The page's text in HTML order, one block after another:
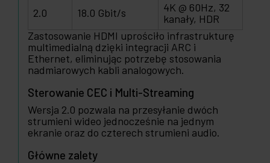
2.0 18.0 Gbit/s
4K @ 60Hz, 32
kanały, HDR
Zastosowanie HDMI uprościło infrastrukturę
multimedialną dzięki integracji ARC i
Ethernet, eliminując potrzebę stosowania
nadmiarowych kabli analogowych.
Sterowanie CEC i Multi-Streaming
Wersja 2.0 pozwala na przesyłanie dwóch
strumieni wideo jednocześnie na jednym
ekranie oraz do czterech strumieni audio.
Główne zalety